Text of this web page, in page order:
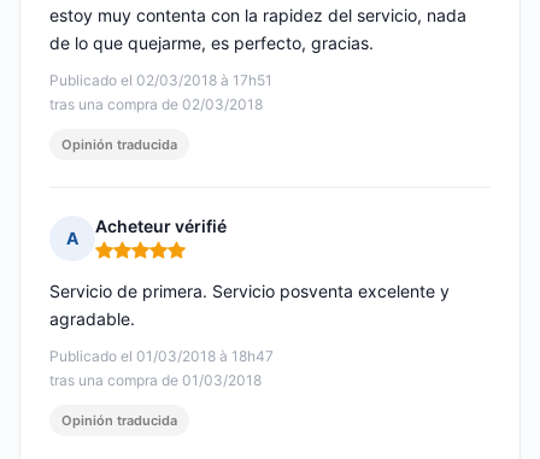
Publicado el 02/03/2018 à 17h51
tras una compra de 02/03/2018
estoy muy contenta con la rapidez del servicio, nada
de lo que quejarme, es perfecto, gracias.
Opinión traducida
A
Acheteur vérifié
Nota: 5 de 5
Publicado el 01/03/2018 à 18h47
tras una compra de 01/03/2018
Servicio de primera. Servicio posventa excelente y
agradable.
Opinión traducida